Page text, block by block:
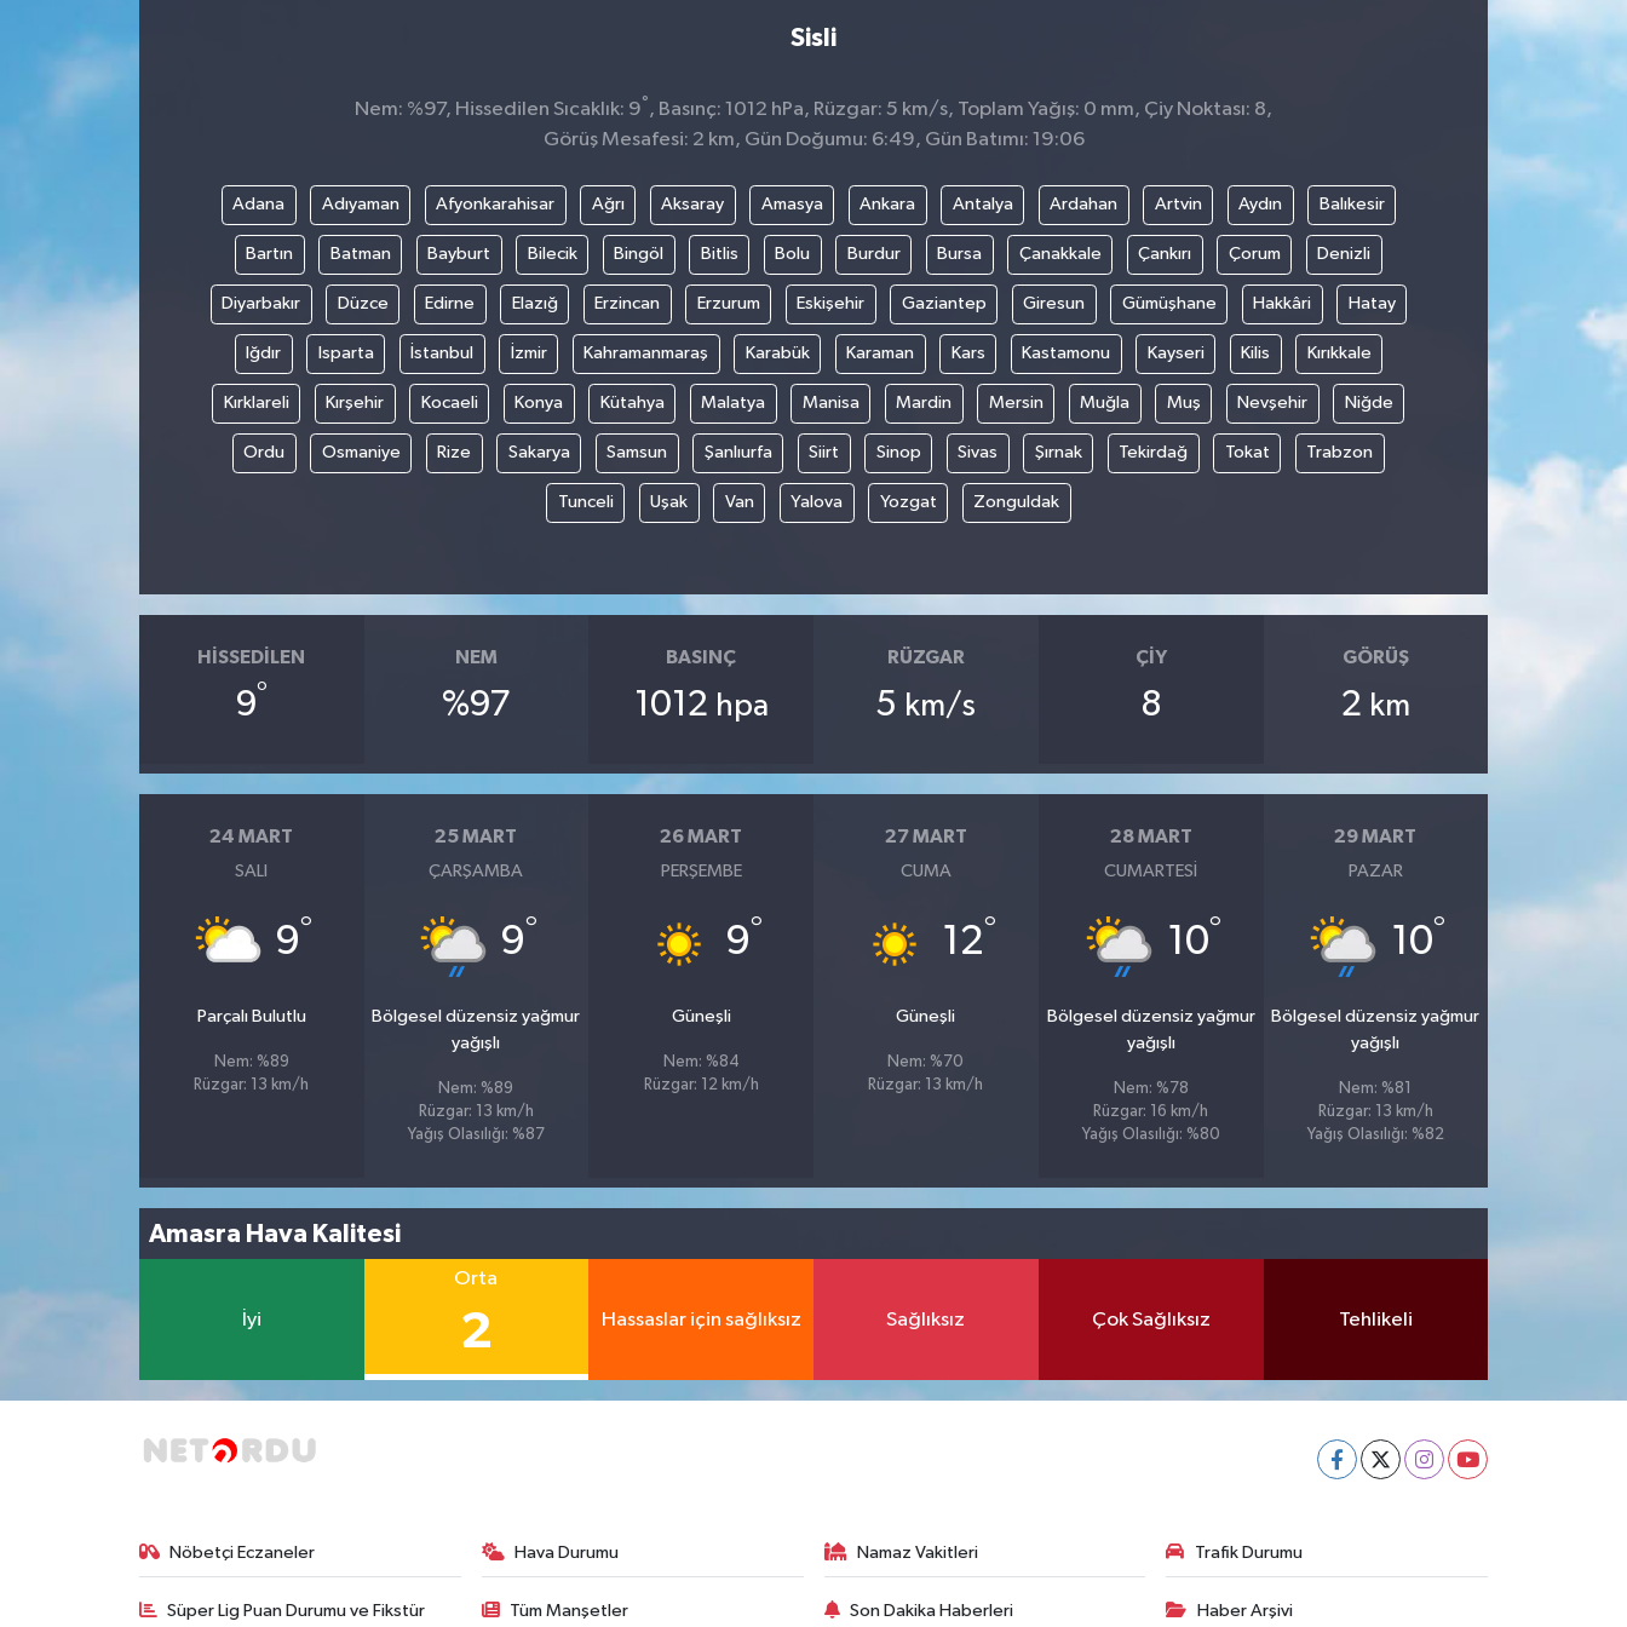
Sisli
Nem: %97, Hissedilen Sıcaklık: 9° , Basınç: 1012 hPa, Rüzgar: 5 km/s, Toplam Yağış: 0 mm, Çiy Noktası: 8,
Görüş Mesafesi: 2 km, Gün Doğumu: 6:49, Gün Batımı: 19:06
Adana Adıyaman Afyonkarahisar Ağrı Aksaray Amasya Ankara Antalya Ardahan Artvin Aydın Balıkesir
Bartın Batman Bayburt Bilecik Bingöl Bitlis Bolu Burdur Bursa Çanakkale Çankırı Çorum Denizli
Diyarbakır Düzce Edirne Elazığ Erzincan Erzurum Eskişehir Gaziantep Giresun Gümüşhane Hakkâri Hatay
Iğdır Isparta İstanbul İzmir Kahramanmaraş Karabük Karaman Kars Kastamonu Kayseri Kilis Kırıkkale
Kırklareli Kırşehir Kocaeli Konya Kütahya Malatya Manisa Mardin Mersin Muğla Muş Nevşehir Niğde
Ordu Osmaniye Rize Sakarya Samsun Şanlıurfa Siirt Sinop Sivas Şırnak Tekirdağ Tokat Trabzon
Tunceli Uşak Van Yalova Yozgat Zonguldak
HISSEDILEN
9°
NEM
%97
BASINÇ
1012 hpa
RÜZGAR
5 km/s
ÇIY
8
GÖRÜŞ
2 km
24 MART
SALI
9°
Parçalı Bulutlu
Nem: %89
Rüzgar: 13 km/h
25 MART
ÇARŞAMBA
9°
Bölgesel düzensiz yağmur
yağışlı
Nem: %89
Rüzgar: 13 km/h
Yağış Olasılığı: %87
26 MART
PERŞEMBE
9°
Güneşli
Nem: %84
Rüzgar: 12 km/h
27 MART
CUMA
12°
Güneşli
Nem: %70
Rüzgar: 13 km/h
28 MART
CUMARTESI
10°
Bölgesel düzensiz yağmur
yağışlı
Nem: %78
Rüzgar: 16 km/h
Yağış Olasılığı: %80
29 MART
PAZAR
10°
Bölgesel düzensiz yağmur
yağışlı
Nem: %81
Rüzgar: 13 km/h
Yağış Olasılığı: %82
Amasra Hava Kalitesi
İyi
Orta
2 Hassaslar için sağlıksız Sağlıksız Çok Sağlıksız Tehlikeli
Nöbetçi Eczaneler Hava Durumu Namaz Vakitleri Trafik Durumu
Süper Lig Puan Durumu ve Fikstür Tüm Manşetler Son Dakika Haberleri Haber Arşivi
OTOMOBİL